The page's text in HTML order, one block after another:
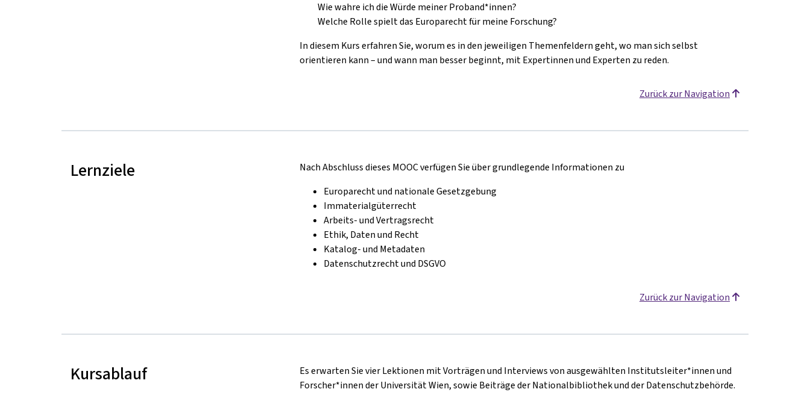
Wie wahre ich die Würde meiner Proband*innen?
Welche Rolle spielt das Europarecht für meine Forschung?
In diesem Kurs erfahren Sie, worum es in den jeweiligen Themenfeldern geht, wo man sich selbst
orientieren kann – und wann man besser beginnt, mit Expertinnen und Experten zu reden.
Zurück zur Navigation
Lernziele
Nach Abschluss dieses MOOC verfügen Sie über grundlegende Informationen zu
Europarecht und nationale Gesetzgebung
Immaterialgüterrecht
Arbeits- und Vertragsrecht
Ethik, Daten und Recht
Katalog- und Metadaten
Datenschutzrecht und DSGVO
Zurück zur Navigation
Kursablauf
Es erwarten Sie vier Lektionen mit Vorträgen und Interviews von ausgewählten Institutsleiter*innen und
Forscher*innen der Universität Wien, sowie Beiträge der Nationalbibliothek und der Datenschutzbehörde.